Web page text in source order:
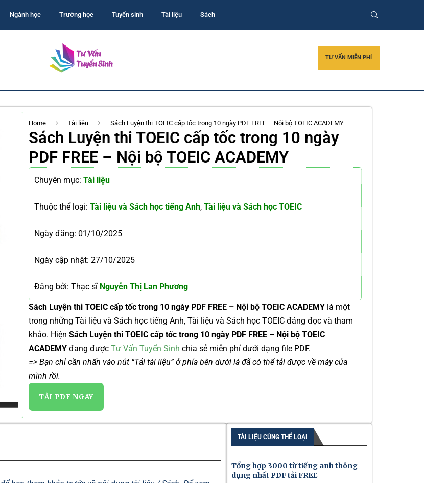
Ngành học Trường học Tuyển sinh Tài liệu Sách
TƯ VẤN MIỄN PHÍ
Home Tài liệu Sách Luyện thi TOEIC cấp tốc trong 10 ngày PDF FREE – Nội bộ TOEIC ACADEMY
Sách Luyện thi TOEIC cấp tốc trong 10 ngày
PDF FREE – Nội bộ TOEIC ACADEMY
Chuyên mục: Tài liệu
Thuộc thể loại: Tài liệu và Sách học tiếng Anh, Tài liệu và Sách học TOEIC
Ngày đăng: 01/10/2025
Ngày cập nhật: 27/10/2025
Đăng bởi: Thạc sĩNguyễn Thị Lan Phương
Sách Luyện thi TOEIC cấp tốc trong 10 ngày PDF FREE – Nội bộ TOEIC ACADEMY là một
trong những Tài liệu và Sách học tiếng Anh, Tài liệu và Sách học TOEIC đáng đọc và tham
khảo. Hiện Sách Luyện thi TOEIC cấp tốc trong 10 ngày PDF FREE – Nội bộ TOEIC
ACADEMY đang được Tư Vấn Tuyển Sinh chia sẻ miễn phí dưới dạng file PDF.
=> Bạn chỉ cần nhấn vào nút “Tải tài liệu” ở phía bên dưới là đã có thể tải được về máy của
mình rồi.
TẢI PDF NGAY
TÀI LIỆU CÙNG THỂ LOẠI
Tổng hợp 3000 từ tiếng anh thông
dụng nhất PDF tải FREE